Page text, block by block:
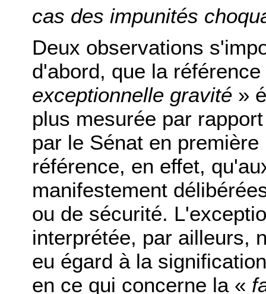
cas des impunités
Deux observations
d'abord, que la
exceptionnelle gravité »
plus mesurée par
par le Sénat en
référence, en effet,
manifestement
ou de sécurité.
interprétée, par ailleurs,
eu égard à la
en ce qui concerne la «